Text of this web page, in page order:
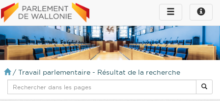
Toggle
infos
Toggle
navigation
/ Travail parlementaire - Résultat de la recherche